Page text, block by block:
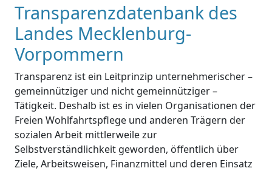
Transparenzdatenbank des
Landes Mecklenburg-
Vorpommern
Transparenz ist ein Leitprinzip unternehmerischer –
gemeinnütziger und nicht gemeinnütziger –
Tätigkeit. Deshalb ist es in vielen Organisationen der
Freien Wohlfahrtspflege und anderen Trägern der
sozialen Arbeit mittlerweile zur
Selbstverständlichkeit geworden, öffentlich über
Ziele, Arbeitsweisen, Finanzmittel und deren Einsatz